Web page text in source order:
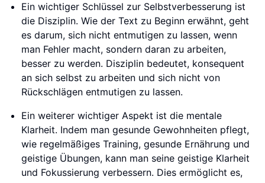
Ein wichtiger Schlüssel zur Selbstverbesserung ist
die Disziplin. Wie der Text zu Beginn erwähnt, geht
es darum, sich nicht entmutigen zu lassen, wenn
man Fehler macht, sondern daran zu arbeiten,
besser zu werden. Disziplin bedeutet, konsequent
an sich selbst zu arbeiten und sich nicht von
Rückschlägen entmutigen zu lassen.
Ein weiterer wichtiger Aspekt ist die mentale
Klarheit. Indem man gesunde Gewohnheiten pflegt,
wie regelmäßiges Training, gesunde Ernährung und
geistige Übungen, kann man seine geistige Klarheit
und Fokussierung verbessern. Dies ermöglicht es,